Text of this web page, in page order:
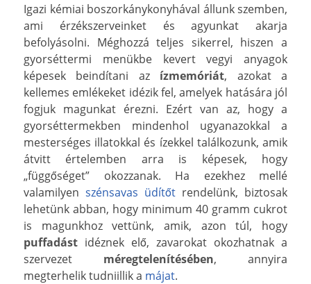
Igazi kémiai boszorkánykonyhával állunk szemben,
ami érzékszerveinket és agyunkat akarja
befolyásolni. Méghozzá teljes sikerrel, hiszen a
gyorséttermi menükbe kevert vegyi anyagok
képesek beindítani az ízmemóriát, azokat a
kellemes emlékeket idézik fel, amelyek hatására jól
fogjuk magunkat érezni. Ezért van az, hogy a
gyorséttermekben mindenhol ugyanazokkal a
mesterséges illatokkal és ízekkel találkozunk, amik
átvitt értelemben arra is képesek, hogy
„függőséget” okozzanak. Ha ezekhez mellé
valamilyen szénsavas üdítőt rendelünk, biztosak
lehetünk abban, hogy minimum 40 gramm cukrot
is magunkhoz vettünk, amik, azon túl, hogy
puffadást idéznek elő, zavarokat okozhatnak a
szervezet méregtelenítésében, annyira
megterhelik tudniillik a májat.